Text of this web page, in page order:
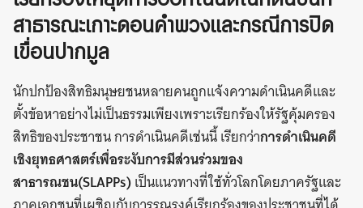
สาธารณะเกาะดอนคำพวงและกรณีการปิด
เขื่อนปากมูล
นักปกป้องสิทธิมนุษยชนหลายคนถูกแจ้งความดำเนินคดีและ
ตั้งข้อหาอย่างไม่เป็นธรรมเพียงเพราะเรียกร้องให้รัฐคุ้มครอง
สิทธิของประชาชน การดำเนินคดีเช่นนี้ เรียกว่าการดำเนินคดี
เชิงยุทธศาสตร์เพื่อระงับการมีส่วนร่วมของ
สาธารณชน(SLAPPs)เป็นแนวทางที่ใช้ทั่วโลกโดยภาครัฐและ